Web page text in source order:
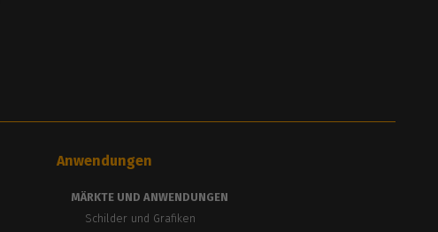
Anwendungen
MÄRKTE UND ANWENDUNGEN
Schilder und Grafiken